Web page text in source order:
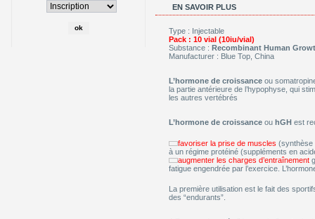
EN SAVOIR PLUS
Type : Injectable
Pack : 10 vial (10iu/vial)
Substance : Recombinant Human
Manufacturer : Blue Top, China
L’hormone de croissanceou
la partie antérieure de l’hypophyse, qui
les autres vertébrés
L’hormone de croissanceou hGH est
favoriser la prise de muscles (synthèse
à un régime protéiné (suppléments en
augmenter les charges d’entraînement
fatigue engendrée par l’exercice.
La première utilisation est le fait des
des “endurants”.